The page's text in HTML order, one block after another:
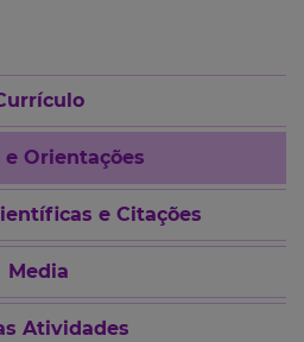
e Orientações
e Citações
Media
Atividades